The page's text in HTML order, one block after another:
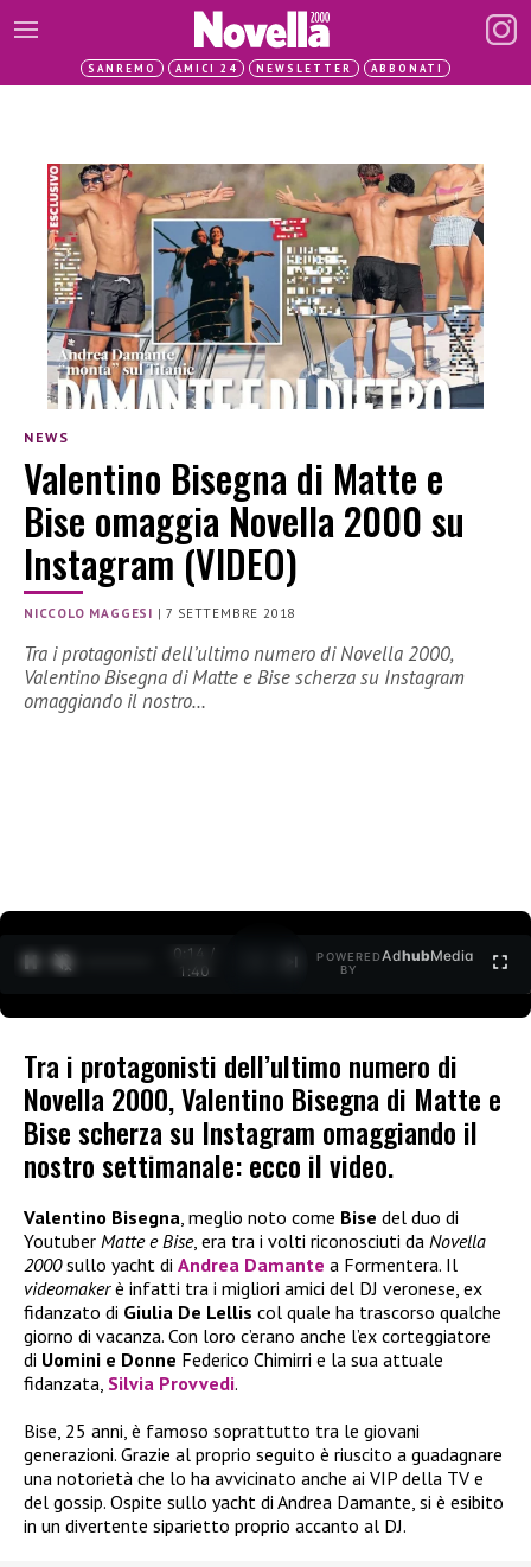
SANREMO AMICI 24 NEWSLETTER ABBONATI
NEWS
Valentino Bisegna di Matte e
Bise omaggia Novella 2000 su
Instagram (VIDEO)
NICCOLO MAGGESI |7 SETTEMBRE 2018
Tra i protagonisti dell’ultimo numero di Novella 2000,
Valentino Bisegna di Matte e Bise scherza su Instagram
omaggiando il nostro…
0:15 /
1:40
POWERED
BY
AdhubMedia
Tra i protagonisti dell’ultimo numero di
Novella 2000, Valentino Bisegna di Matte e
Bise scherza su Instagram omaggiando il
nostro settimanale: ecco il video.
Valentino Bisegna, meglio noto come Bise del duo di
Youtuber Matte e Bise, era tra i volti riconosciuti da Novella
2000sullo yacht di Andrea Damante a Formentera. Il
videomakerè infatti tra i migliori amici del DJ veronese, ex
fidanzato di Giulia De Lellis col quale ha trascorso qualche
giorno di vacanza. Con loro c’erano anche l’ex corteggiatore
di Uomini e Donne Federico Chimirri e la sua attuale
fidanzata, Silvia Provvedi.
Bise, 25 anni, è famoso soprattutto tra le giovani
generazioni. Grazie al proprio seguito è riuscito a guadagnare
una notorietà che lo ha avvicinato anche ai VIP della TV e
del gossip. Ospite sullo yacht di Andrea Damante, si è esibito
in un divertente siparietto proprio accanto al DJ.